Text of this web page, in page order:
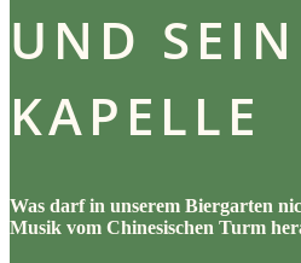
UND
KAPELLE
Was darf in unserem Biergarten
Musik vom Chinesischen Turm